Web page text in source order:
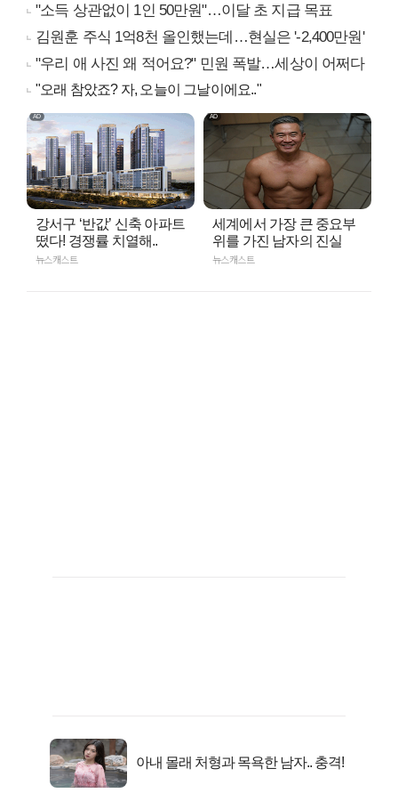
"소득 상관없이 1인 50만원"…이달 초 지급 목표
김원훈 주식 1억8천 올인했는데…현실은 '-2,400만원'
"우리 애 사진 왜 적어요?" 민원 폭발…세상이 어쩌다
"오래 참았죠? 자, 오늘이 그날이에요.."
강서구 ‘반값’ 신축 아파트
떴다! 경쟁률 치열해..
뉴스캐스트
세계에서 가장 큰 중요부
위를 가진 남자의 진실
뉴스캐스트
아내 몰래 처형과 목욕한 남자.. 충격!